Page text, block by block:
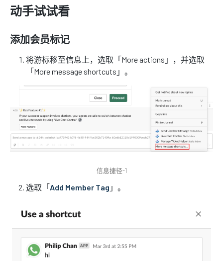
动手试试看
添加会员标记
将游标移至信息上，选取「More actions」，并选取
「More message shortcuts」。
信息捷径-1
选取「Add Member Tag 」。